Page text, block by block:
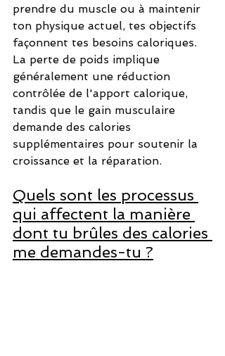
prendre du muscle ou à maintenir
ton physique actuel, tes objectifs
façonnent tes besoins caloriques.
La perte de poids implique
généralement une réduction
contrôlée de l'apport calorique,
tandis que le gain musculaire
demande des calories
supplémentaires pour soutenir la
croissance et la réparation.
Quels sont les processus
qui affectent la manière
dont tu brûles des calories
me demandes-tu ?